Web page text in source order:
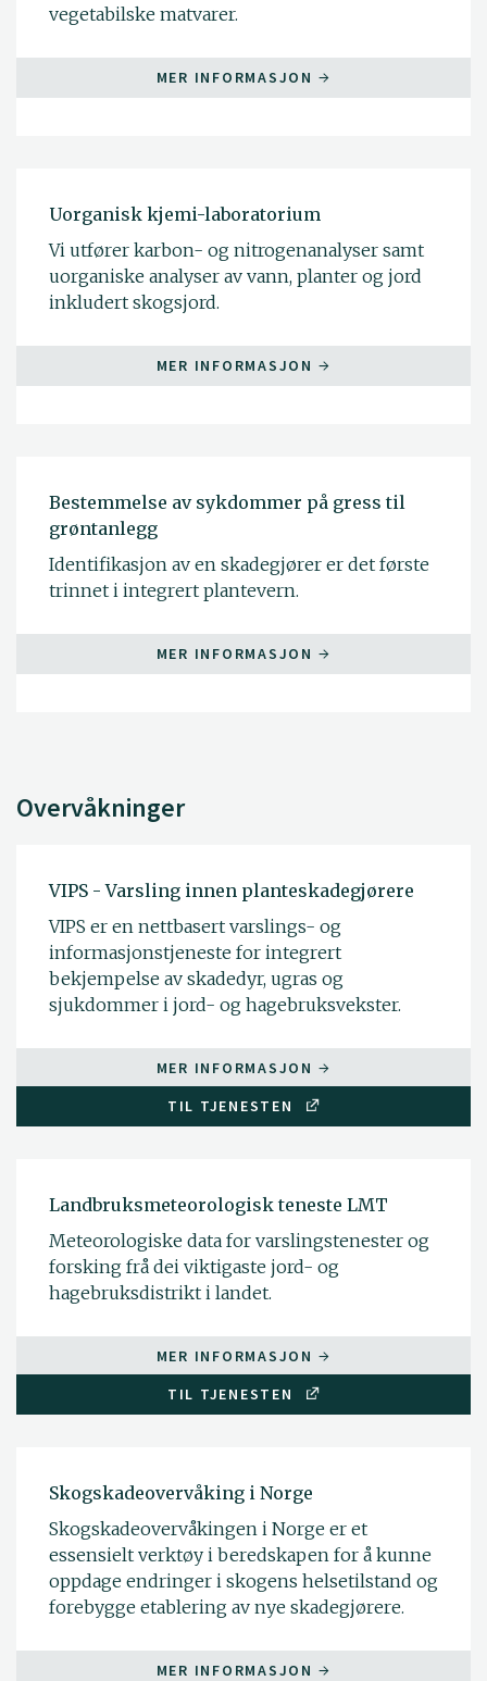
vegetabilske matvarer.
MER INFORMASJON
Uorganisk kjemi-laboratorium
Vi utfører karbon- og nitrogenanalyser samt
uorganiske analyser av vann, planter og jord
inkludert skogsjord.
MER INFORMASJON
Bestemmelse av sykdommer på gress til
grøntanlegg
Identifikasjon av en skadegjører er det første
trinnet i integrert plantevern.
MER INFORMASJON
Overvåkninger
VIPS - Varsling innen planteskadegjørere
VIPS er en nettbasert varslings- og
informasjonstjeneste for integrert
bekjempelse av skadedyr, ugras og
sjukdommer i jord- og hagebruksvekster.
MER INFORMASJON
TIL TJENESTEN
Landbruksmeteorologisk teneste LMT
Meteorologiske data for varslingstenester og
forsking frå dei viktigaste jord- og
hagebruksdistrikt i landet.
MER INFORMASJON
TIL TJENESTEN
Skogskadeovervåking i Norge
Skogskadeovervåkingen i Norge er et
essensielt verktøy i beredskapen for å kunne
oppdage endringer i skogens helsetilstand og
forebygge etablering av nye skadegjørere.
MER INFORMASJON